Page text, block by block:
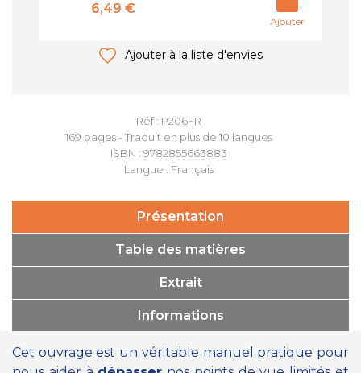
Réf : P206FR
169 pages - Traduit en plus de 10 langues
ISBN : 9782855663883
Langue : Français
6,49 €
Ajouter
Ajouter à la liste d'envies
Présentation
Table des matières
Extrait
Informations
Cet ouvrage est un véritable manuel pratique pour